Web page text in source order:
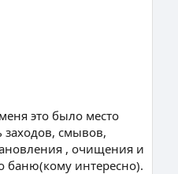
это было место
смывов,
, очищения и
баню(кому интересно).